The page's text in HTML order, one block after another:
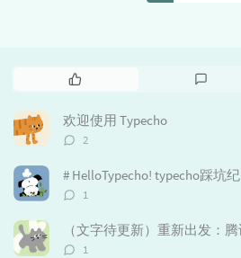
热
文
章
欢迎使用 Typecho
评
数：
2
# HelloTypecho! typecho踩坑纪
评
数：
1
评1